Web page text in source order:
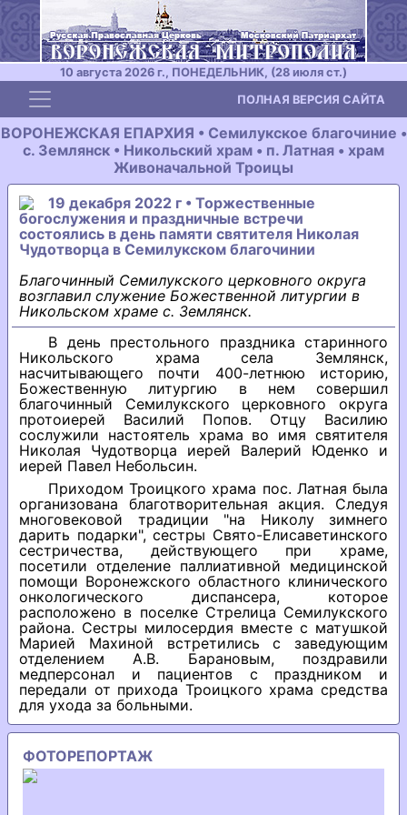
10 августа 2026 г., ПОНЕДЕЛЬНИК, (28 июля ст.)
Toggle navigation ПОЛНАЯ ВЕРСИЯ САЙТА
ВОРОНЕЖСКАЯ ЕПАРХИЯ • Семилукское благочиние •
с. Землянск • Никольский храм • п. Латная • храм
Живоначальной Троицы
19 декабря 2022 г • Торжественные
богослужения и праздничные встречи
состоялись в день памяти святителя Николая
Чудотворца в Семилукском благочинии
Благочинный Семилукского церковного округа
возглавил служение Божественной литургии в
Никольском храме с. Землянск.
В день престольного праздника старинного
Никольского храма села Землянск,
насчитывающего почти 400-летнюю историю,
Божественную литургию в нем совершил
благочинный Семилукского церковного округа
протоиерей Василий Попов. Отцу Василию
сослужили настоятель храма во имя святителя
Николая Чудотворца иерей Валерий Юденко и
иерей Павел Небольсин.
Приходом Троицкого храма пос. Латная была
организована благотворительная акция. Следуя
многовековой традиции "на Николу зимнего
дарить подарки", сестры Свято-Елисаветинского
сестричества, действующего при храме,
посетили отделение паллиативной медицинской
помощи Воронежского областного клинического
онкологического диспансера, которое
расположено в поселке Стрелица Семилукского
района. Сестры милосердия вместе с матушкой
Марией Махиной встретились с заведующим
отделением А.В. Барановым, поздравили
медперсонал и пациентов с праздником и
передали от прихода Троицкого храма средства
для ухода за больными.
ФОТОРЕПОРТАЖ